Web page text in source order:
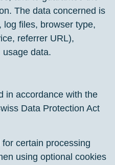
The data concerned is
log files, browser type,
referrer URL),
usage data.
in accordance with the
Data Protection Act
certain processing
using optional cookies